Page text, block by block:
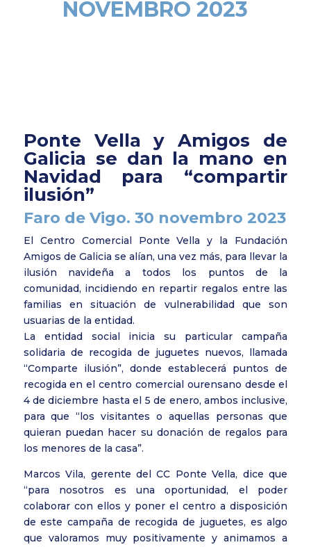
NOVEMBRO 2023
Ponte Vella y Amigos de
Galicia se dan la mano en
Navidad para “compartir
ilusión”
Faro de Vigo. 30 novembro 2023
El Centro Comercial Ponte Vella y la Fundación
Amigos de Galicia se alían, una vez más, para llevar la
ilusión navideña a todos los puntos de la
comunidad, incidiendo en repartir regalos entre las
familias en situación de vulnerabilidad que son
usuarias de la entidad.
La entidad social inicia su particular campaña
solidaria de recogida de juguetes nuevos, llamada
“Comparte ilusión”, donde establecerá puntos de
recogida en el centro comercial ourensano desde el
4 de diciembre hasta el 5 de enero, ambos inclusive,
para que “los visitantes o aquellas personas que
quieran puedan hacer su donación de regalos para
los menores de la casa”.
Marcos Vila, gerente del CC Ponte Vella, dice que
“para nosotros es una oportunidad, el poder
colaborar con ellos y poner el centro a disposición
de este campaña de recogida de juguetes, es algo
que valoramos muy positivamente y animamos a